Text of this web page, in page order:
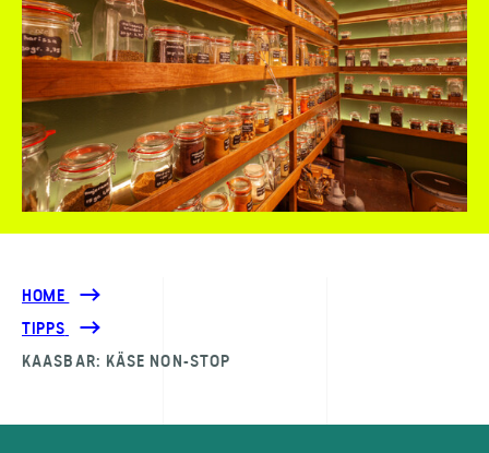
HOME
TIPPS
KAASBAR: KÄSE NON-STOP